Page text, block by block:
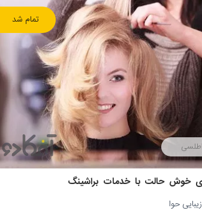
تمام شد
خوش حالت با خدمات براشینگ
حوا